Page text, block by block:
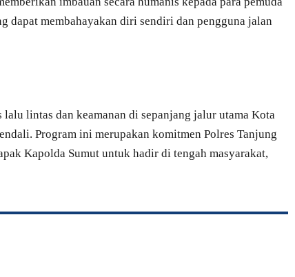
dapat membahayakan diri sendiri dan pengguna jalan
lintas dan keamanan di sepanjang jalur utama Kota
Program ini merupakan komitmen Polres Tanjung
Kapolda Sumut untuk hadir di tengah masyarakat,